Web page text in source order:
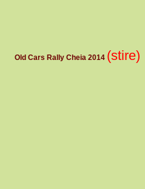
Old Cars Rally Cheia 2014 (stire)